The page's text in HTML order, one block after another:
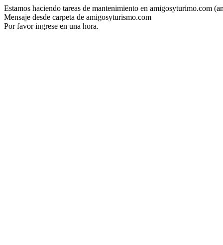
Estamos haciendo tareas de mantenimiento en amigosyturimo.com
Mensaje desde carpeta de amigosyturismo.com
Por favor ingrese en una hora.